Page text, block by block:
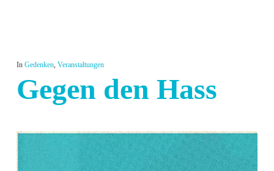
In Gedenken, Veranstaltungen
Gegen den Hass